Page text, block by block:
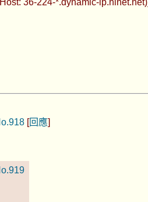
[回應]